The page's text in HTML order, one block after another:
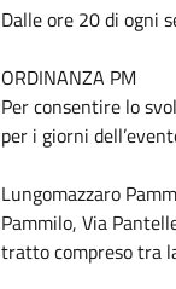
Dalle ore 20 di ogni
ORDINANZA PM
Per consentire lo
per i giorni
Lungomazzaro
Pammilo, Via
tratto compreso tra